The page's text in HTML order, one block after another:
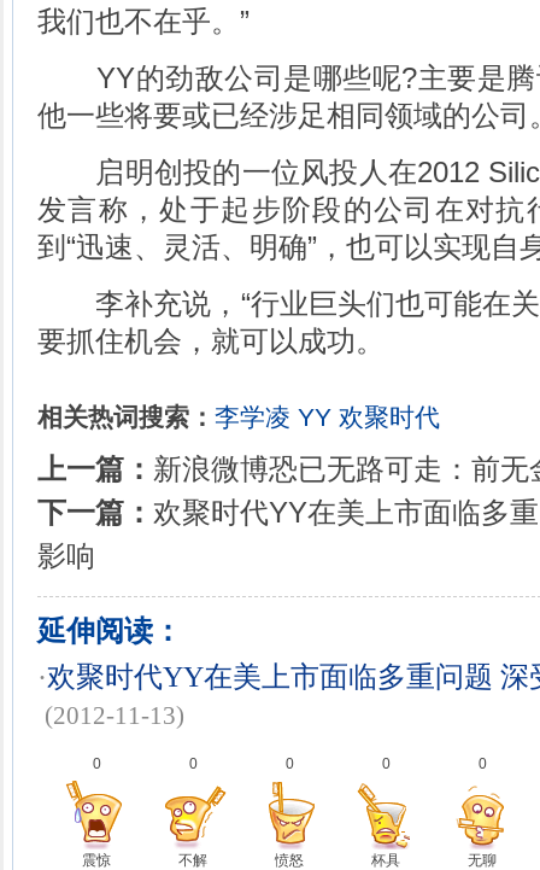
我们也不在乎。”
YY的劲敌公司是哪些呢?主要是腾
他一些将要或已经涉足相同领域的公司
启明创投的一位风投人在2012
发言称，处于起步阶段的公司在对抗
到“迅速、灵活、明确”，也可以实现自
李补充说，“行业巨头们也可能在关
要抓住机会，就可以成功。
相关热词搜索： 李学凌 YY 欢聚时代
上一篇： 新浪微博恐已无路可走：前无
下一篇： 欢聚时代YY在美上市面临多
影响
延伸阅读：
·欢聚时代YY在美上市面临多重问题
(2012-11-13)
0
震惊
0
不解
0
愤怒
0
杯具
0
无聊